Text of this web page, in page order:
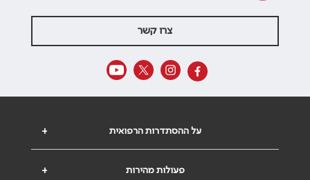
צרו קשר
+ על ההסתדרות הרפואית
+ פעולות מהירות